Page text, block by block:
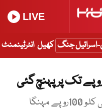
LIVE
اسرائیل جنگ کھیل انٹرٹینمنٹ
ملتان میں 3روز کے دوران ٹماٹر فی کلو 100روپے مہنگا